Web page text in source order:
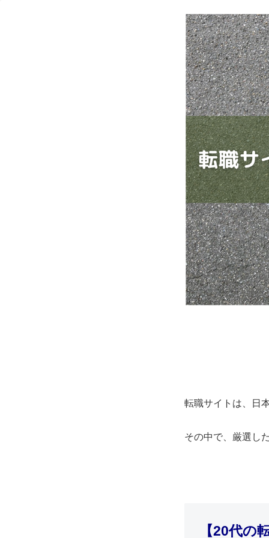
転職サイトは、日
その中で、厳選し
【20代の